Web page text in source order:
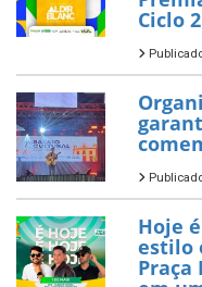
Ciclo 2
Hoje
estilo